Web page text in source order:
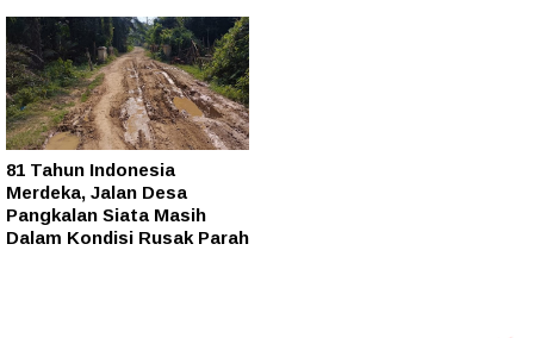
81 Tahun Indonesia
Merdeka, Jalan Desa
Pangkalan Siata Masih
Dalam Kondisi Rusak Parah